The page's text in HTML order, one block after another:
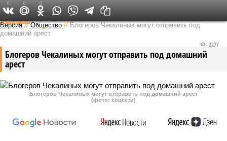
Федеральный выпуск
Версия //Общество //Блогеров Чекалиных могут отправить под
домашний арест
Блогеров Чекалиных могут отправить под домашний
арест
2277
Блогеров Чекалиных могут отправить под домашний арест
(фото: соцсети)
0 0 0